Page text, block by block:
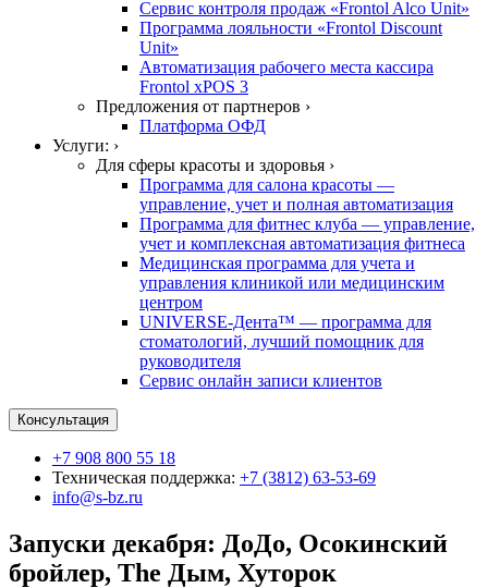
Сервис контроля продаж «Frontol Alco Unit»
Программа лояльности «Frontol Discount
Unit»
Автоматизация рабочего места кассира
Frontol xPOS 3
Предложения от партнеров ›
Платформа ОФД
Услуги: ›
Для сферы красоты и здоровья ›
Программа для салона красоты —
управление, учет и полная автоматизация
Программа для фитнес клуба — управление,
учет и комплексная автоматизация фитнеса
Медицинская программа для учета и
управления клиникой или медицинским
центром
UNIVERSE-Дента™ — программа для
стоматологий, лучший помощник для
руководителя
Сервис онлайн записи клиентов
Консультация
+7 908 800 55 18
Техническая поддержка: +7 (3812) 63-53-69
info@s-bz.ru
Запуски декабря: ДоДо, Осокинский
бройлер, The Дым, Хуторок